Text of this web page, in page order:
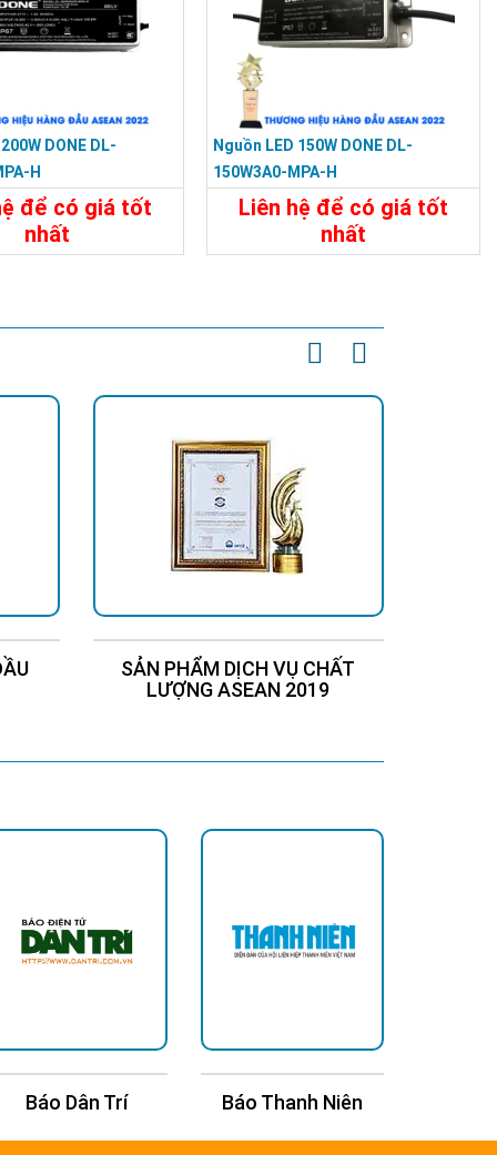
DONE DL-
H
để có giá tốt
nhất
Nguồn LED 150W DONE DL-
150W3A0-MPA-H
Liên hệ để có giá tốt
nhất
SẢN PHẨM DỊCH VỤ CHẤT
LƯỢNG ASEAN 2019
Báo Dân Trí Báo Thanh Niên